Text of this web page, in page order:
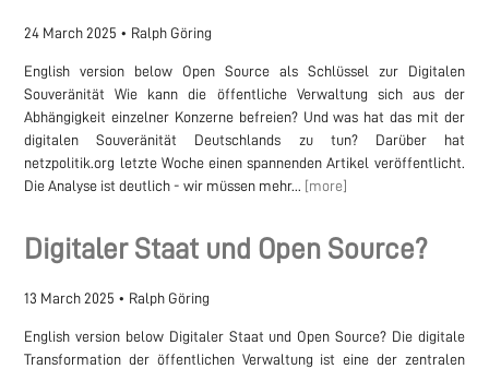
24 March 2025 • Ralph Göring
English version below Open Source als Schlüssel zur Digitalen
Souveränität Wie kann die öffentliche Verwaltung sich aus der
Abhängigkeit einzelner Konzerne befreien? Und was hat das mit der
digitalen Souveränität Deutschlands zu tun? Darüber hat
netzpolitik.org letzte Woche einen spannenden Artikel veröffentlicht.
Die Analyse ist deutlich - wir müssen mehr... [more]
Digitaler Staat und Open Source?
13 March 2025 • Ralph Göring
English version below Digitaler Staat und Open Source? Die digitale
Transformation der öffentlichen Verwaltung ist eine der zentralen